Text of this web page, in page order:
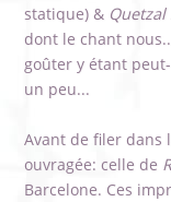
statique) & Quetzal
dont le chant
goûter y étant
un peu...
Avant de filer dans
ouvragée: celle de
Barcelone. Ces